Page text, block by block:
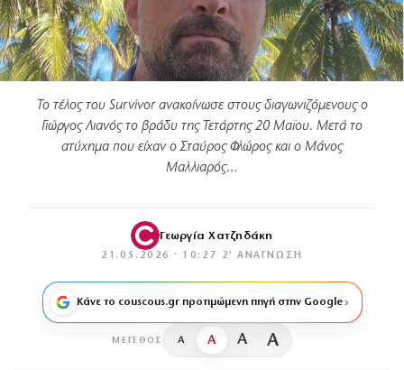
Το τέλος του Survivor ανακοίνωσε στους διαγωνιζόμενους ο
Γιώργος Λιανός το βράδυ της Τετάρτης 20 Μαϊου. Μετά το
ατύχημα που είχαν ο Σταύρος Φλώρος και ο Μάνος
Μαλλιαρός…
Γεωργία Χατζηδάκη
21.05.2026 · 10:27 · 2′ ΑΝΆΓΝΩΣΗ
Κάνε το couscous.gr προτιμώμενη πηγή στην Google
ΜΈΓΕΘΟΣ A A A A